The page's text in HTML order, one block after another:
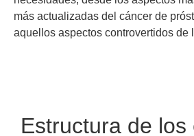
más actualizadas del cáncer de
aquellos aspectos controvertidos de
Estructura de los